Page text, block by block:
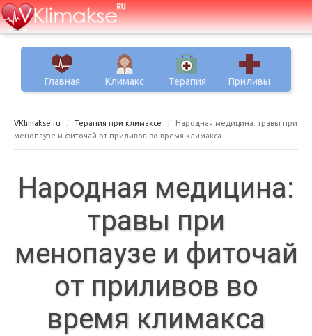
Главная Климакс Терапия Приливы
VKlimakse.ru Терапия при климаксе
Народная медицина: травы при
менопаузе и фиточай от приливов во время климакса
Народная медицина:
травы при
менопаузе и фиточай
от приливов во
время климакса